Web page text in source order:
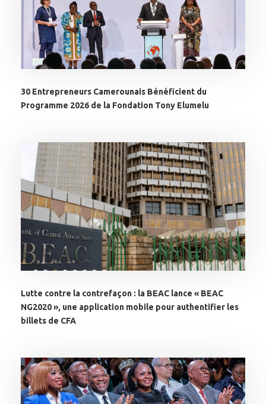
30 Entrepreneurs Camerounais Bénéficient du
Programme 2026 de la Fondation Tony Elumelu
Lutte contre la contrefaçon : la BEAC lance « BEAC
NG2020 », une application mobile pour authentifier les
billets de CFA